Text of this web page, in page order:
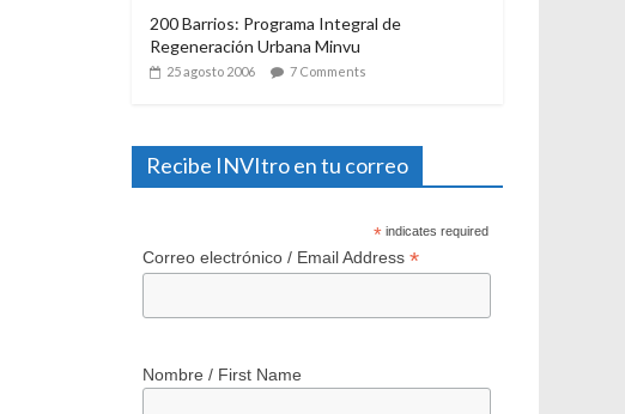
200 Barrios: Programa Integral de
Regeneración Urbana Minvu
Recibe INVItro en tu correo
*indicates required